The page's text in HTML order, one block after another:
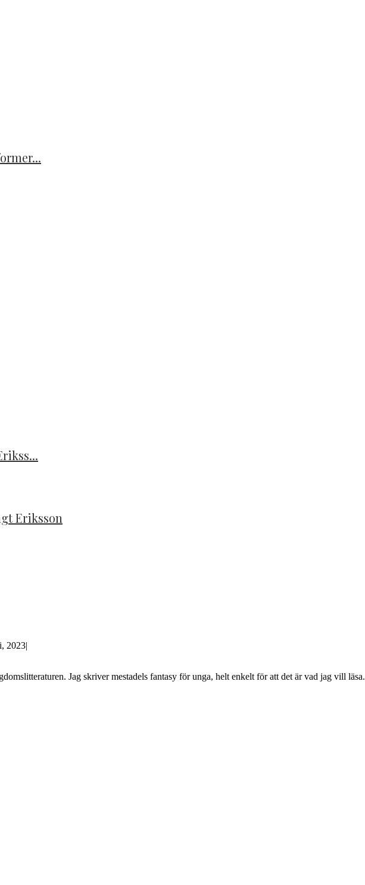
Eriksson
2023|
Jag skriver mestadels fantasy för unga, helt enkelt för att det är vad jag vill läsa.